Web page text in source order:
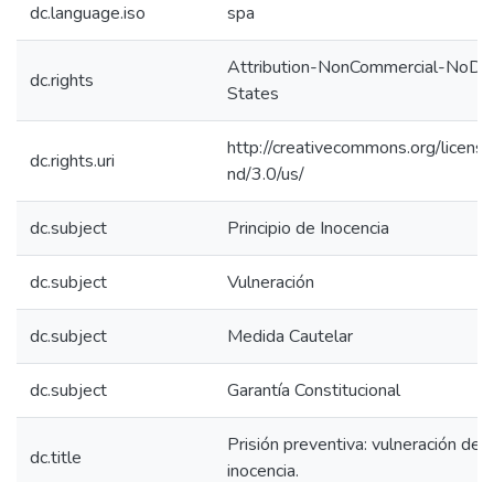
dc.language.iso spa
dc.rights
Attribution-NonCommercial-
States
dc.rights.uri
http://creativecommons.org/
nd/3.0/us/
dc.subject Principio de Inocencia
dc.subject Vulneración
dc.subject Medida Cautelar
dc.subject Garantía Constitucional
dc.title
Prisión preventiva: vulneración del
inocencia.